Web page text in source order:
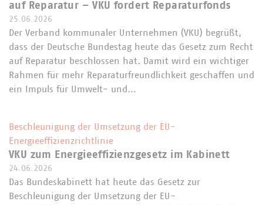
auf Reparatur – VKU fordert Reparaturfonds
25.06.2026
Der Verband kommunaler Unternehmen (VKU) begrüßt,
dass der Deutsche Bundestag heute das Gesetz zum Recht
auf Reparatur beschlossen hat. Damit wird ein wichtiger
Rahmen für mehr Reparaturfreundlichkeit geschaffen und
ein Impuls für Umwelt- und…
Beschleunigung der Umsetzung der EU-
Energieeffizienzrichtlinie
VKU zum Energieeffizienzgesetz im Kabinett
24.06.2026
Das Bundeskabinett hat heute das Gesetz zur
Beschleunigung der Umsetzung der EU-